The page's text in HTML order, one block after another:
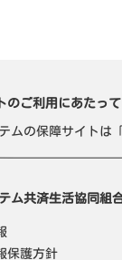
のご利用にあたって
ムの保障サイトは
ム共済生活協同組
保護方針